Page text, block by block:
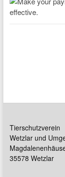
Tierschutzverein
Wetzlar und
35578 Wetzlar